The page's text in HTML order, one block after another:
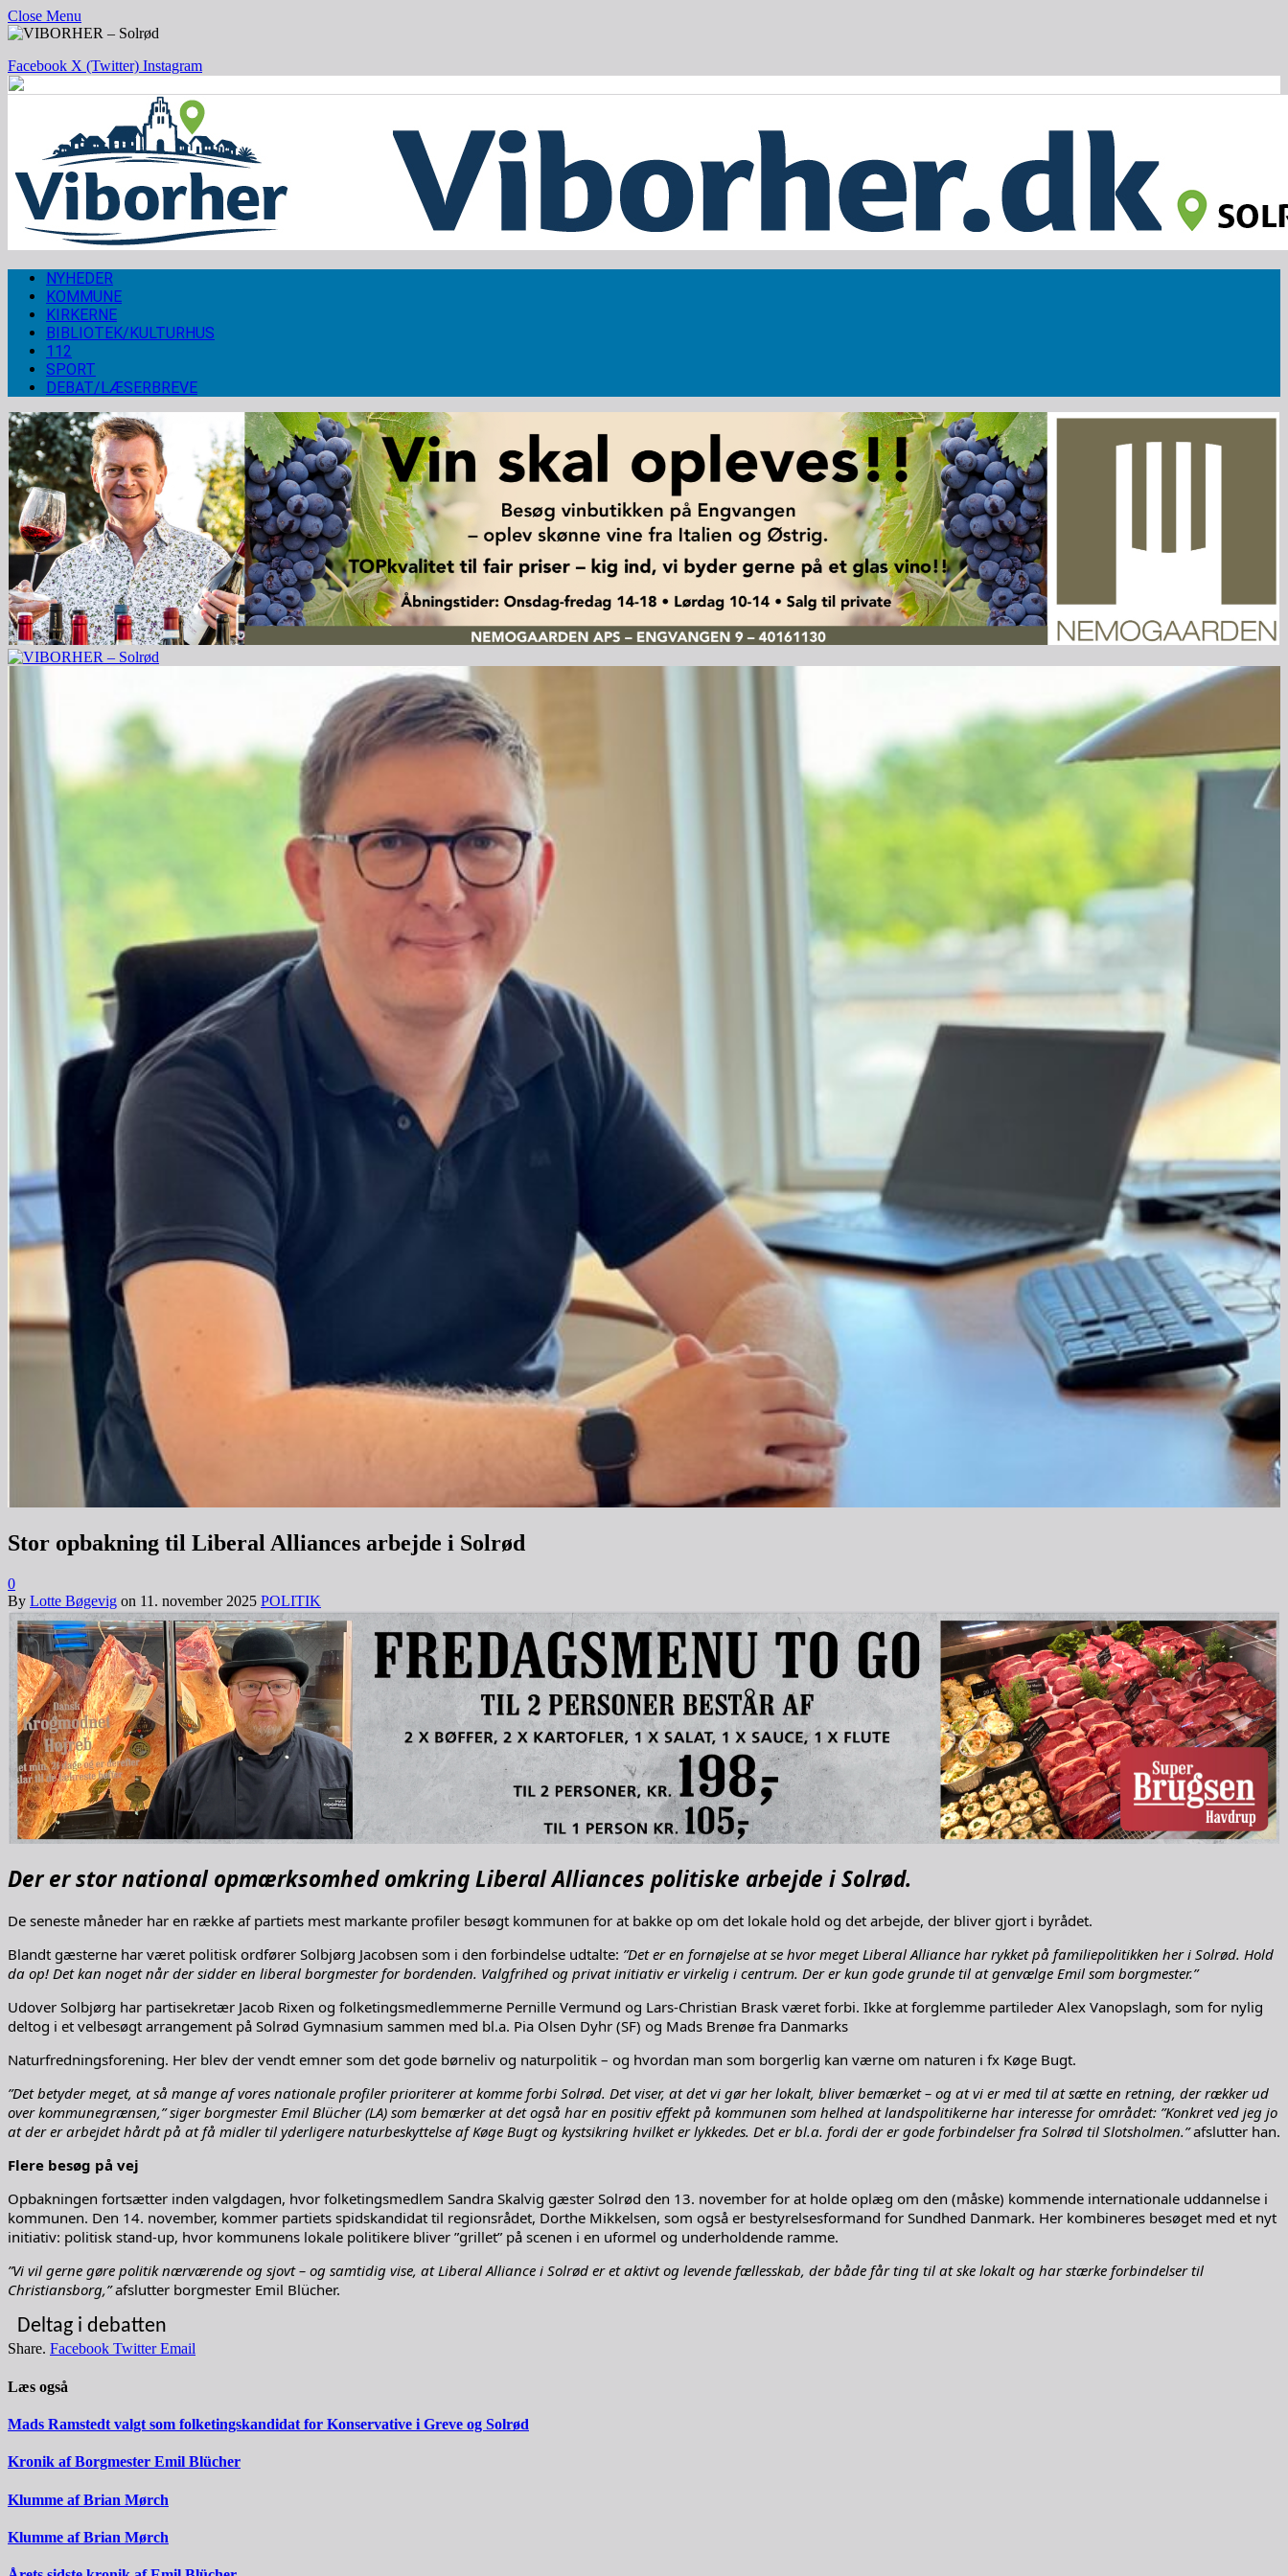
Close Menu
Facebook X (Twitter) Instagram
NYHEDER
KOMMUNE
KIRKERNE
BIBLIOTEK/KULTURHUS
112
SPORT
DEBAT/LÆSERBREVE
Stor opbakning til Liberal Alliances arbejde i Solrød
0
By Lotte Bøgevig on 11. november 2025 POLITIK
Der er stor national opmærksomhed omkring Liberal Alliances politiske arbejde i Solrød.
De seneste måneder har en række af partiets mest markante profiler besøgt kommunen for at bakke op om det lokale hold og det arbejde, der bliver gjort i byrådet.
Blandt gæsterne har været politisk ordfører Solbjørg Jacobsen som i den forbindelse udtalte: ”Det er en fornøjelse at se hvor meget Liberal Alliance har rykket på familiepolitikken her i Solrød. Hold
da op! Det kan noget når der sidder en liberal borgmester for bordenden. Valgfrihed og privat initiativ er virkelig i centrum. Der er kun gode grunde til at genvælge Emil som borgmester.”
Udover Solbjørg har partisekretær Jacob Rixen og folketingsmedlemmerne Pernille Vermund og Lars-Christian Brask været forbi. Ikke at forglemme partileder Alex Vanopslagh, som for nylig
deltog i et velbesøgt arrangement på Solrød Gymnasium sammen med bl.a. Pia Olsen Dyhr (SF) og Mads Brenøe fra Danmarks
Naturfredningsforening. Her blev der vendt emner som det gode børneliv og naturpolitik – og hvordan man som borgerlig kan værne om naturen i fx Køge Bugt.
”Det betyder meget, at så mange af vores nationale profiler prioriterer at komme forbi Solrød. Det viser, at det vi gør her lokalt, bliver bemærket – og at vi er med til at sætte en retning, der rækker ud
over kommunegrænsen,” siger borgmester Emil Blücher (LA) som bemærker at det også har en positiv effekt på kommunen som helhed at landspolitikerne har interesse for området: ”Konkret ved jeg jo
at der er arbejdet hårdt på at få midler til yderligere naturbeskyttelse af Køge Bugt og kystsikring hvilket er lykkedes. Det er bl.a. fordi der er gode forbindelser fra Solrød til Slotsholmen.”afslutter han.
Flere besøg på vej
Opbakningen fortsætter inden valgdagen, hvor folketingsmedlem Sandra Skalvig gæster Solrød den 13. november for at holde oplæg om den (måske) kommende internationale uddannelse i
kommunen. Den 14. november, kommer partiets spidskandidat til regionsrådet, Dorthe Mikkelsen, som også er bestyrelsesformand for Sundhed Danmark. Her kombineres besøget med et nyt
initiativ: politisk stand-up, hvor kommunens lokale politikere bliver ”grillet” på scenen i en uformel og underholdende ramme.
”Vi vil gerne gøre politik nærværende og sjovt – og samtidig vise, at Liberal Alliance i Solrød er et aktivt og levende fællesskab, der både får ting til at ske lokalt og har stærke forbindelser til
Christiansborg,”afslutter borgmester Emil Blücher.
Deltag i debatten
Share. Facebook Twitter Email
Læs også
Mads Ramstedt valgt som folketingskandidat for Konservative i Greve og Solrød
Kronik af Borgmester Emil Blücher
Klumme af Brian Mørch
Klumme af Brian Mørch